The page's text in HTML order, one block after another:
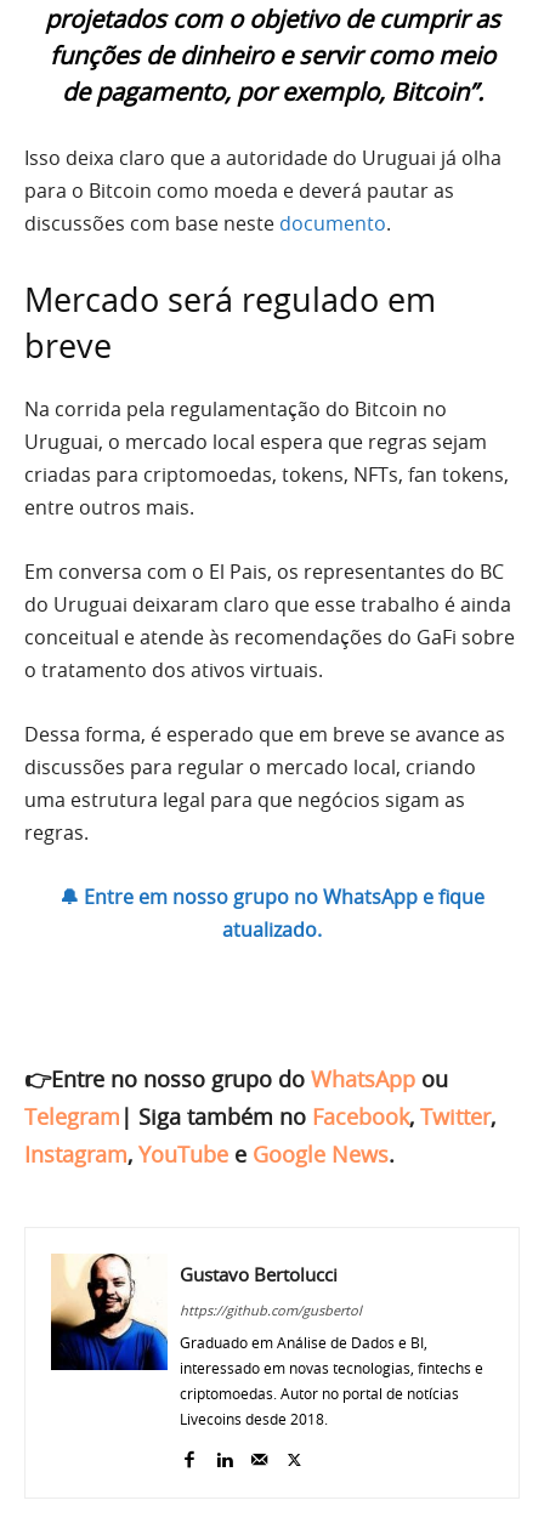
projetados com o objetivo de cumprir as
funções de dinheiro e servir como meio
de pagamento, por exemplo, Bitcoin”.
Isso deixa claro que a autoridade do Uruguai já olha
para o Bitcoin como moeda e deverá pautar as
discussões com base neste documento.
Mercado será regulado em
breve
Na corrida pela regulamentação do Bitcoin no
Uruguai, o mercado local espera que regras sejam
criadas para criptomoedas, tokens, NFTs, fan tokens,
entre outros mais.
Em conversa com o El Pais, os representantes do BC
do Uruguai deixaram claro que esse trabalho é ainda
conceitual e atende às recomendações do GaFi sobre
o tratamento dos ativos virtuais.
Dessa forma, é esperado que em breve se avance as
discussões para regular o mercado local, criando
uma estrutura legal para que negócios sigam as
regras.
🔔 Entre em nosso grupo no WhatsApp e fique
atualizado.
👉Entre no nosso grupo do WhatsApp ou
Telegram | Siga também no Facebook, Twitter,
Instagram, YouTube e Google News.
Gustavo Bertolucci
https://github.com/gusbertol
Graduado em Análise de Dados e BI,
interessado em novas tecnologias, fintechs e
criptomoedas. Autor no portal de notícias
Livecoins desde 2018.